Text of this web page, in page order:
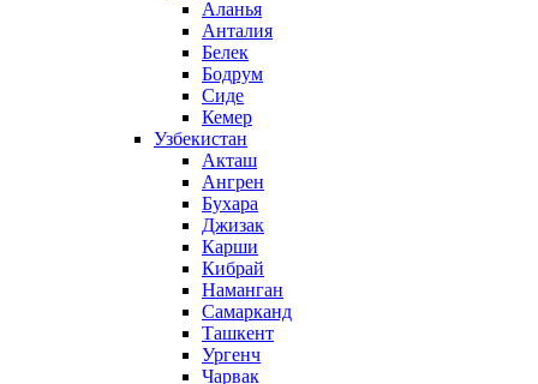
Аланья
Анталия
Белек
Бодрум
Сиде
Кемер
Узбекистан
Акташ
Ангрен
Бухара
Джизак
Карши
Кибрай
Наманган
Самарканд
Ташкент
Ургенч
Чарвак